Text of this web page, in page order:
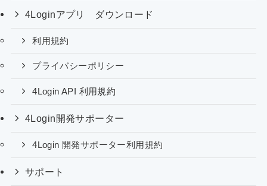
4Loginアプリ ダウンロード
利用規約
プライバシーポリシー
4Login API 利用規約
4Login開発サポーター
4Login 開発サポーター利用規約
サポート